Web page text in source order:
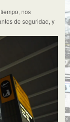
nos
de seguridad, y